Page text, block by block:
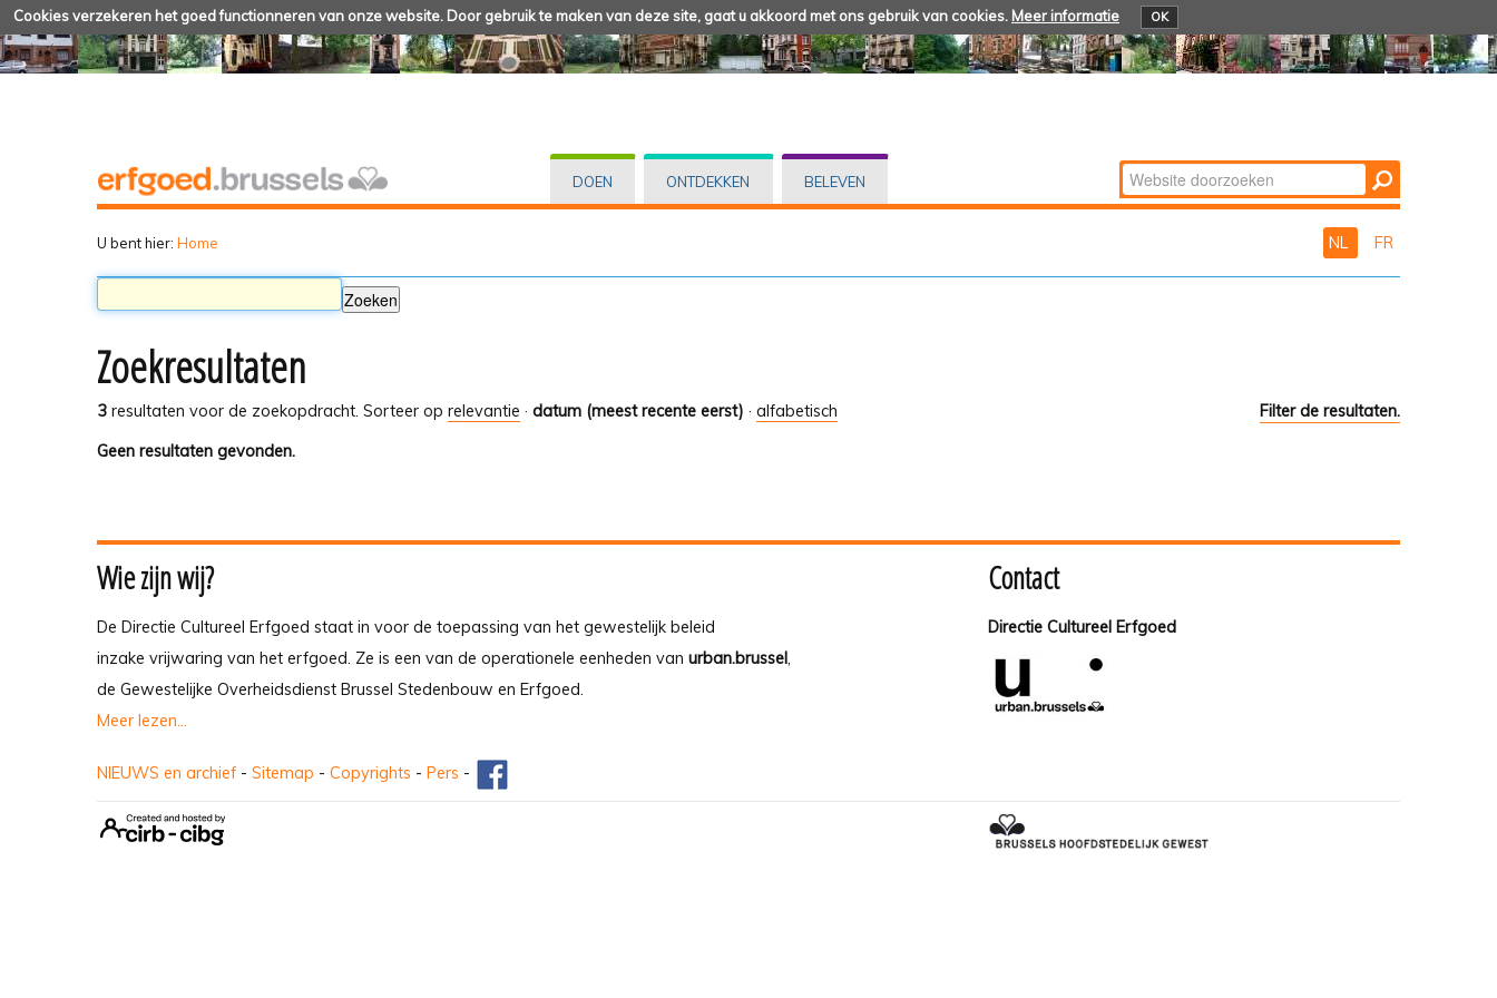
Cookies verzekeren het goed functionneren van onze website. Door gebruik te maken van deze site, gaat u akkoord met ons gebruik van cookies. Meer informatie OK
DOEN ONTDEKKEN BELEVEN Zoek
Geavanceerd
U bent hier: Home NL FR
Zoekresultaten
3 resultaten voor de zoekopdracht. Filter de resultaten.
Sorteer op relevantie · datum (meest recente eerst) · alfabetisch
Geen resultaten gevonden.
Wie zijn wij?
De Directie Cultureel Erfgoed staat in voor de toepassing van het gewestelijk beleid
inzake vrijwaring van het erfgoed. Ze is een van de operationele eenheden van urban.brussel,
de Gewestelijke Overheidsdienst Brussel Stedenbouw en Erfgoed.
Meer lezen...
Contact
Directie Cultureel Erfgoed
NIEUWS en archief - Sitemap - Copyrights - Pers -